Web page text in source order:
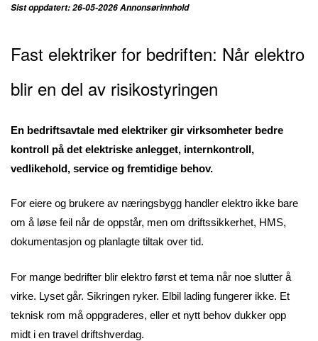
Sist oppdatert: 26-05-2026 Annonsørinnhold
Fast elektriker for bedriften: Når elektro
blir en del av risikostyringen
En bedriftsavtale med elektriker gir virksomheter bedre
kontroll på det elektriske anlegget, internkontroll,
vedlikehold, service og fremtidige behov.
For eiere og brukere av næringsbygg handler elektro ikke bare
om å løse feil når de oppstår, men om driftssikkerhet, HMS,
dokumentasjon og planlagte tiltak over tid.
For mange bedrifter blir elektro først et tema når noe slutter å
virke. Lyset går. Sikringen ryker. Elbil lading fungerer ikke. Et
teknisk rom må oppgraderes, eller et nytt behov dukker opp
midt i en travel driftshverdag.